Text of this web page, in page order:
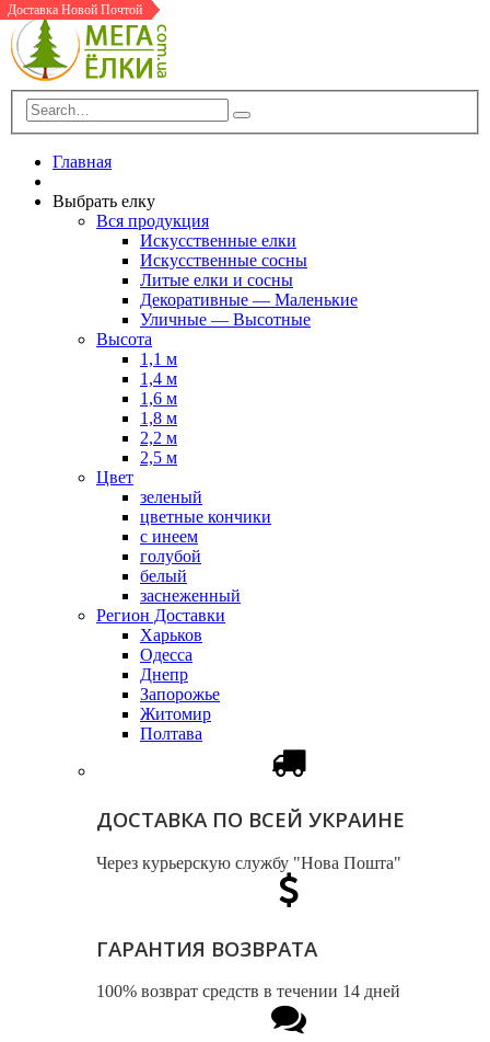
Главная
Выбрать елку
Вся продукция
Искусственные елки
Искусственные сосны
Литые елки и сосны
Декоративные — Маленькие
Уличные — Высотные
Высота
1,1 м
1,4 м
1,6 м
1,8 м
2,2 м
2,5 м
Цвет
зеленый
цветные кончики
с инеем
голубой
белый
заснеженный
Регион Доставки
Харьков
Одесса
Днепр
Запорожье
Житомир
Полтава
ДОСТАВКА ПО ВСЕЙ УКРАИНЕ
Через курьерскую службу "Нова Пошта"
ГАРАНТИЯ ВОЗВРАТА
100% возврат средств в течении 14 дней
Доставка Новой Почтой
Доставка Новой Почтой
Доставка Новой Почтой
Доставка Новой Почтой
Доставка Новой Почтой